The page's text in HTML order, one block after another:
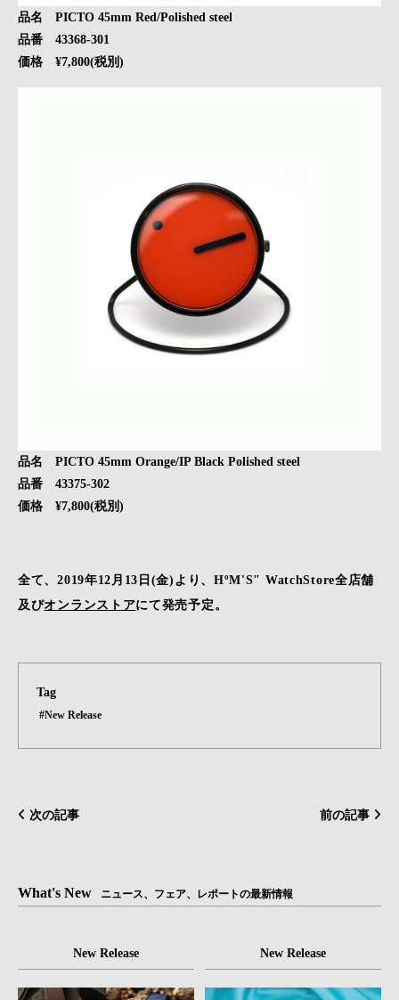
品名 PICTO 45mm Red/Polished steel
品番 43368-301
価格 ¥7,800(税別)
品名 PICTO 45mm Orange/IP Black Polished steel
品番 43375-302
価格 ¥7,800(税別)
全て、2019年12月13日(金)より、HºM'S" WatchStore全店舗
及びオンランストアにて発売予定。
Tag
#New Release
次の記事 前の記事
What's New ニュース、フェア、レポートの最新情報
New Release New Release